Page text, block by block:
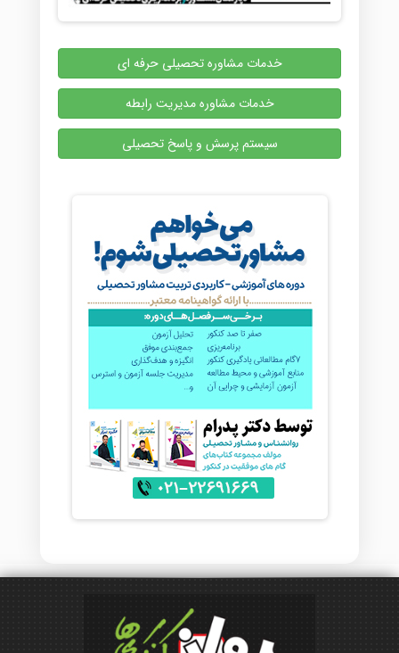
خدمات مشاوره تحصیلی حرفه ای
خدمات مشاوره مدیریت رابطه
سیستم پرسش و پاسخ تحصیلی